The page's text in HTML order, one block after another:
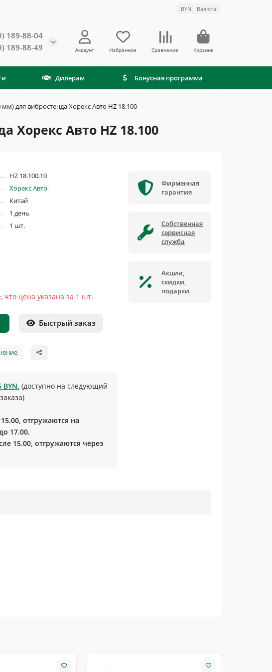
BYN Валюта
189-88-04
189-88-49
Аккаунт Избранное Сравнение Корзина
Дилерам Бонусная программа
для вибростенда Хорекс Авто HZ 18.100
Хорекс Авто HZ 18.100
HZ 18.100.10
Хорекс Авто
Китай
1 день
1 шт.
цена указана за 1 шт.
Быстрый заказ
BYN. (доступно на следующий
отгружаются на
17.00.
15.00, отгружаются через
Фирменная
гарантия
Собственная
сервисная
служба
Акции,
скидки,
подарки